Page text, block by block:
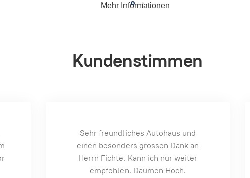
Mehr Informationen
Kundenstimmen
Super, freundliches Personal und
Reibungsloser Ablauf. Gerne wieder,
hat uns echt den Hintern gerettet.
Danke Herr F.